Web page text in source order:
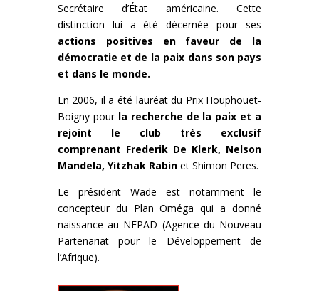
Secrétaire d’État américaine. Cette
distinction lui a été décernée pour ses
actions positives en faveur de la
démocratie et de la paix dans son pays
et dans le monde.
En 2006, il a été lauréat du Prix Houphouët-
Boigny pour la recherche de la paix et a
rejoint le club très exclusif
comprenant Frederik De Klerk, Nelson
Mandela, Yitzhak Rabinet Shimon Peres.
Le président Wade est notamment le
concepteur du Plan Oméga qui a donné
naissance au NEPAD (Agence du Nouveau
Partenariat pour le Développement de
l’Afrique).